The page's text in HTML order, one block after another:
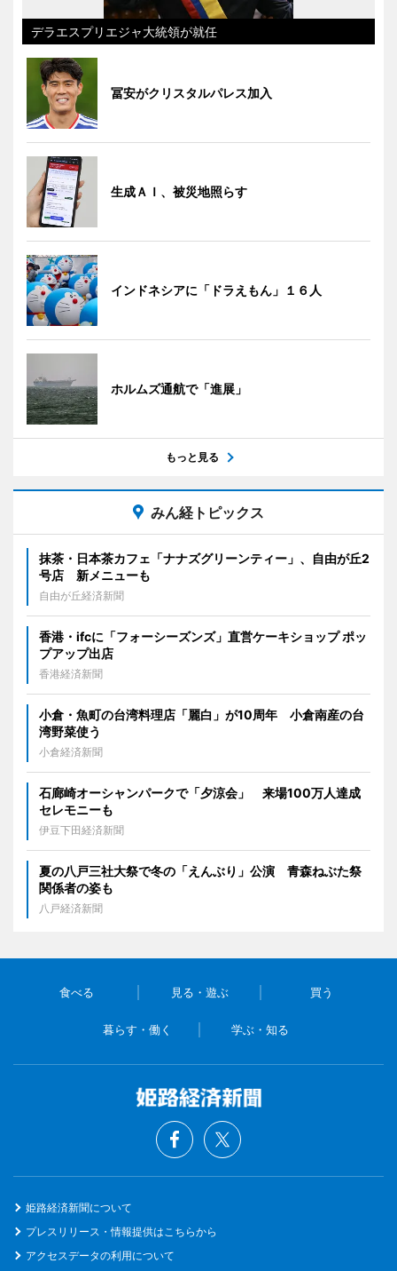
デラエスプリエジャ大統領が就任
冨安がクリスタルパレス加入
生成ＡＩ、被災地照らす
インドネシアに「ドラえもん」１６人
ホルムズ通航で「進展」
もっと見る
みん経トピックス
抹茶・日本茶カフェ「ナナズグリーンティー」、自由が丘2
号店 新メニューも
自由が丘経済新聞
香港・ifcに「フォーシーズンズ」直営ケーキショップ ポッ
プアップ出店
香港経済新聞
小倉・魚町の台湾料理店「麗白」が10周年 小倉南産の台
湾野菜使う
小倉経済新聞
石廊崎オーシャンパークで「夕涼会」 来場100万人達成
セレモニーも
伊豆下田経済新聞
夏の八戸三社大祭で冬の「えんぶり」公演 青森ねぶた祭
関係者の姿も
八戸経済新聞
食べる 見る・遊ぶ 買う
暮らす・働く 学ぶ・知る
姫路経済新聞について
プレスリリース・情報提供はこちらから
アクセスデータの利用について